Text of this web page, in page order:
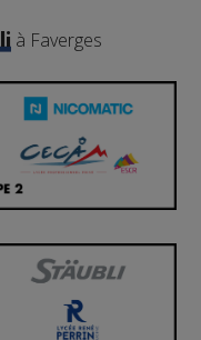
à Faverges